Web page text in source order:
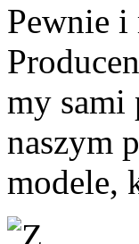
Pewnie i
my sami
naszym
modele,